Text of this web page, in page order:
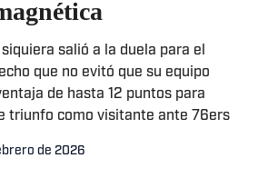
salió a la duela para el
que no evitó que su equipo
de hasta 12 puntos para
triunfo como visitante ante 76ers
de 2026